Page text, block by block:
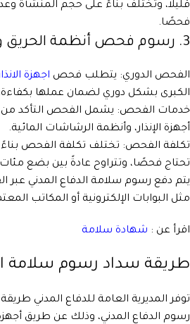
قليلاً، وتختلف بناءً على حجم المنشأة
فحصًا.
3. رسوم فحص أنظمة الحريق والإنذار
الفحص الدوري: يتطلب فحص اجهزة
الكبرى بشكل دوري لضمان عملها بكفاءة.
خدمات الفحص: يشمل الفحص التأكد من
أجهزة الإنذار، وأنظمة الرشاشات المائية.
تكلفة الفحص: تختلف تكلفة الفحص بناءً
تحتاج فحصًا، وتتراوح عادةً بين بضع مئات
يتم دفع رسوم سلامة الدفاع المدني عبر
مثل البوابات الإلكترونية أو المكاتب
اقرأ عن : شهادة سلامة
طريقة سداد رسوم سلامة
توفر المديرية العامة للدفاع المدني
رسوم الدفاع المدني، وذلك عن طريق أجهزة